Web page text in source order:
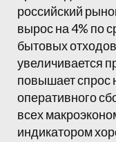
российский
вырос на 4% по
бытовых
увеличивается
повышает спрос
оперативного
всех
индикатором